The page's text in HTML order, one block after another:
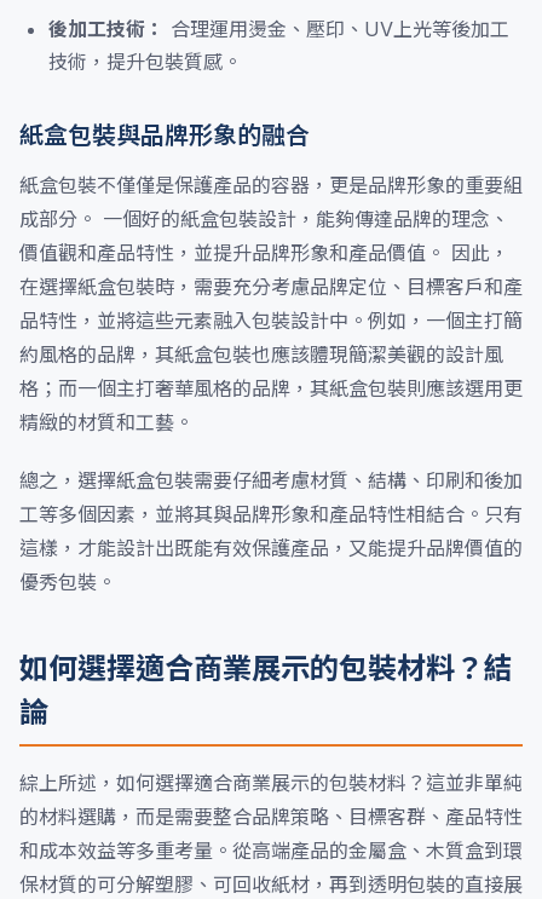
後加工技術：
合理運用燙金、壓印、UV上光等後加工
技術，提升包裝質感。
紙盒包裝與品牌形象的融合
紙盒包裝不僅僅是保護產品的容器，更是品牌形象的重要組
成部分。 一個好的紙盒包裝設計，能夠傳達品牌的理念、
價值觀和產品特性，並提升品牌形象和產品價值。 因此，
在選擇紙盒包裝時，需要充分考慮品牌定位、目標客戶和產
品特性，並將這些元素融入包裝設計中。例如，一個主打簡
約風格的品牌，其紙盒包裝也應該體現簡潔美觀的設計風
格；而一個主打奢華風格的品牌，其紙盒包裝則應該選用更
精緻的材質和工藝。
總之，選擇紙盒包裝需要仔細考慮材質、結構、印刷和後加
工等多個因素，並將其與品牌形象和產品特性相結合。只有
這樣，才能設計出既能有效保護產品，又能提升品牌價值的
優秀包裝。
如何選擇適合商業展示的包裝材料？結
論
綜上所述，如何選擇適合商業展示的包裝材料？這並非單純
的材料選購，而是需要整合品牌策略、目標客群、產品特性
和成本效益等多重考量。從高端產品的金屬盒、木質盒到環
保材質的可分解塑膠、可回收紙材，再到透明包裝的直接展